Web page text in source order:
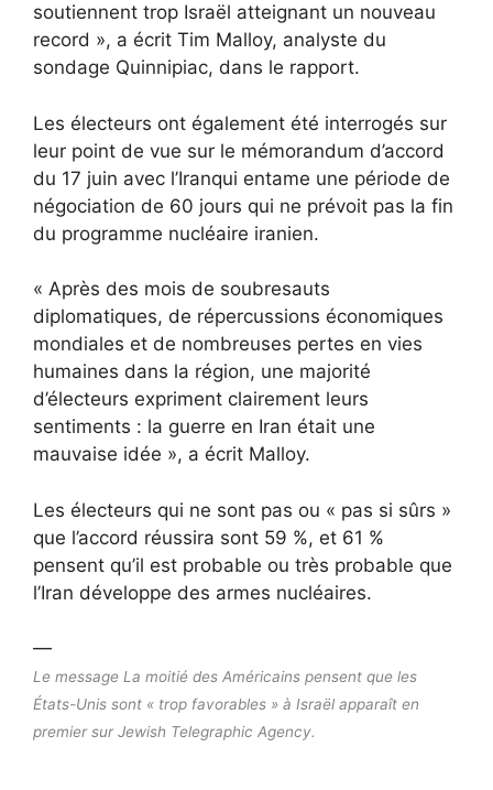
soutiennent trop Israël atteignant un nouveau
record », a écrit Tim Malloy, analyste du
sondage Quinnipiac, dans le rapport.
Les électeurs ont également été interrogés sur
leur point de vue sur le mémorandum d’accord
du 17 juin avec l’Iranqui entame une période de
négociation de 60 jours qui ne prévoit pas la fin
du programme nucléaire iranien.
« Après des mois de soubresauts
diplomatiques, de répercussions économiques
mondiales et de nombreuses pertes en vies
humaines dans la région, une majorité
d’électeurs expriment clairement leurs
sentiments : la guerre en Iran était une
mauvaise idée », a écrit Malloy.
Les électeurs qui ne sont pas ou « pas si sûrs »
que l’accord réussira sont 59 %, et 61 %
pensent qu’il est probable ou très probable que
l’Iran développe des armes nucléaires.
—
Le message La moitié des Américains pensent que les
États-Unis sont « trop favorables » à Israël apparaît en
premier sur Jewish Telegraphic Agency.